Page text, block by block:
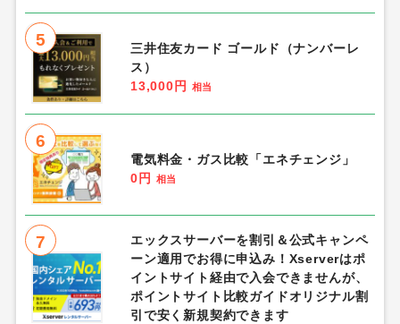
5
三井住友カード ゴールド（ナンバーレ
ス）
13,000円
相当
6
電気料金・ガス比較「エネチェンジ」
0円
相当
7
エックスサーバーを割引＆公式キャンペ
ーン適用でお得に申込み！Xserverはポ
イントサイト経由で入会できませんが、
ポイントサイト比較ガイドオリジナル割
引で安く新規契約できます